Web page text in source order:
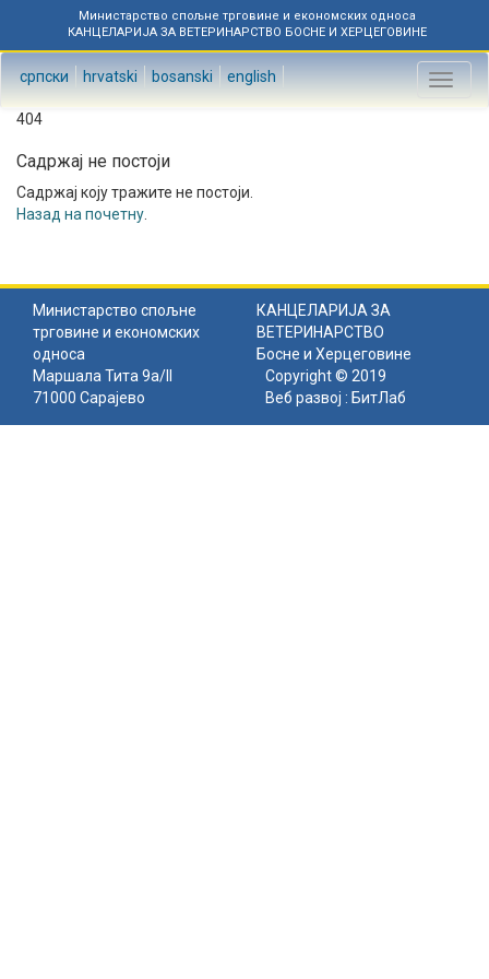
Министарство спољне трговине и економских односа
КАНЦЕЛАРИЈА ЗА ВЕТЕРИНАРСТВО БОСНЕ И ХЕРЦЕГОВИНЕ
српски hrvatski bosanski english
Toggle
404
Садржај не постоји
Садржај коју тражите не постоји.
Назад на почетну
Министарство спољне
трговине и економских
односа
КАНЦЕЛАРИЈА ЗА
ВЕТЕРИНАРСТВО
Босне и Херцеговине
Маршала Тита 9а/II
71000 Сарајево
Copyright © 2019
Веб развој : БитЛаб